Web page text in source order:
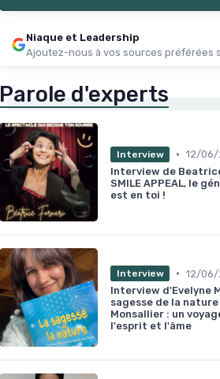
Niaque et Leadership
Ajoutez-nous à vos sources préférées
Parole d'experts
Interview • 12/06/
Interview de Beatrice
SMILE APPEAL, le
est en toi !
Interview • 12/06/
Interview d'Evelyne
sagesse de la
Monsallier : un
l'esprit et l'âme